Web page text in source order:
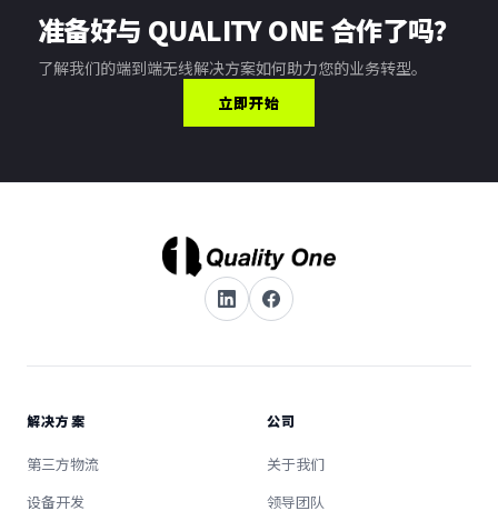
准备好与 QUALITY ONE 合作了吗？
了解我们的端到端无线解决方案如何助力您的业务转型。
立即开始
解决方案
第三方物流
设备开发
公司
关于我们
领导团队